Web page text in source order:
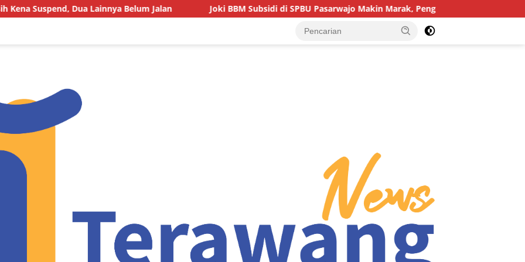
Dua Lainnya Belum Jalan Joki BBM Subsidi di SPBU Pasarwajo Makin Marak, Pengendara: “Polres Buton Dimana, Masa